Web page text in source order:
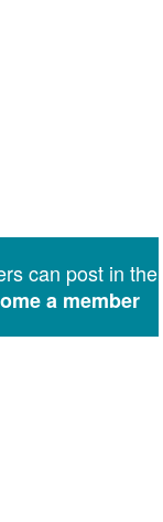
can post in the
a member